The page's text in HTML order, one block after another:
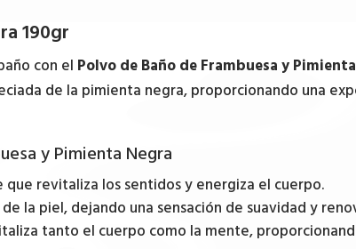
190gr
con el Polvo de Baño de Frambuesa y
de la pimienta negra, proporcionando una
y Pimienta Negra
que revitaliza los sentidos y energiza el cuerpo.
la piel, dejando una sensación de suavidad y
tanto el cuerpo como la mente,